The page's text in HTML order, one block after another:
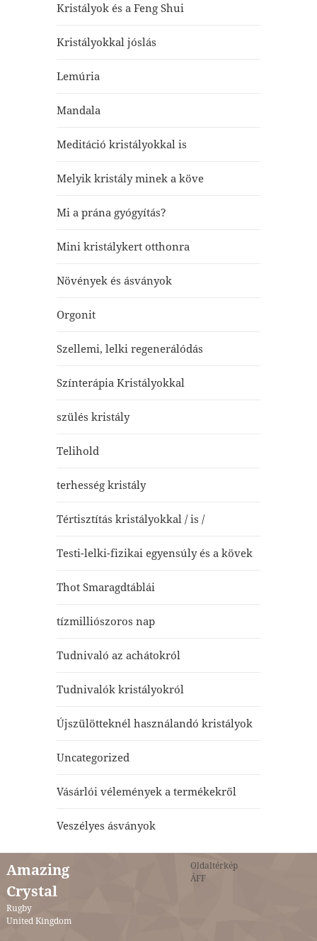
Kristályok és a Feng Shui
Kristályokkal jóslás
Lemúria
Mandala
Meditáció kristályokkal is
Melyik kristály minek a köve
Mi a prána gyógyítás?
Mini kristálykert otthonra
Növények és ásványok
Orgonit
Szellemi, lelki regenerálódás
Színterápia Kristályokkal
szülés kristály
Telihold
terhesség kristály
Tértisztítás kristályokkal / is /
Testi-lelki-fizikai egyensúly és a kövek
Thot Smaragdtáblái
tízmilliószoros nap
Tudnivaló az achátokról
Tudnivalók kristályokról
Újszülötteknél használandó kristályok
Uncategorized
Vásárlói vélemények a termékekről
Veszélyes ásványok
Amazing
Crystal
Rugby
United Kingdom
Oldaltérkép
ÁFF